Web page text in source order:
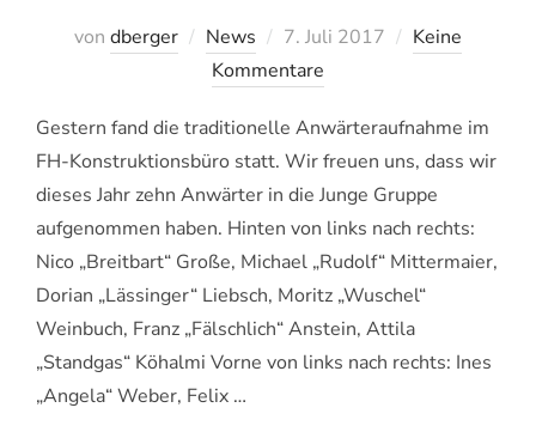
von dberger News
Veröffentlicht
am
7. Juli 2017
Keine
Kommentare
Gestern fand die traditionelle Anwärteraufnahme im
FH-Konstruktionsbüro statt. Wir freuen uns, dass wir
dieses Jahr zehn Anwärter in die Junge Gruppe
aufgenommen haben. Hinten von links nach rechts:
Nico „Breitbart“ Große, Michael „Rudolf“ Mittermaier,
Dorian „Lässinger“ Liebsch, Moritz „Wuschel“
Weinbuch, Franz „Fälschlich“ Anstein, Attila
„Standgas“ Köhalmi Vorne von links nach rechts: Ines
„Angela“ Weber, Felix …